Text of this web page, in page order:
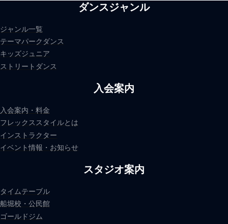
ダンスジャンル
ジャンル一覧
テーマパークダンス
キッズジュニア
ストリートダンス
入会案内
入会案内・料金
フレックススタイルとは
インストラクター
イベント情報・お知らせ
スタジオ案内
タイムテーブル
船堀校・公民館
ゴールドジム